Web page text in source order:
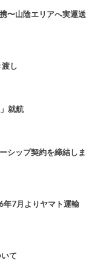
〜山陰エリアへ実運送
し
就航
シップ契約を締結しま
年7月よりヤマト運輸
て